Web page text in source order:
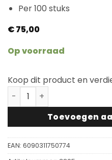
Per 100 stuks
€75,00
Op voorraad
Koop dit product en
Viltglijder met schroef
Toevoegen
EAN: 6090311750774